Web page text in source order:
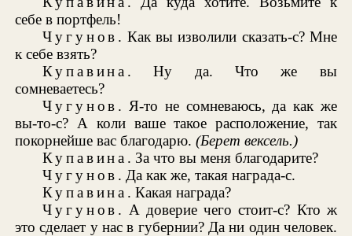
себе в портфель!
Чугунов . Как вы изволили сказать-с? Мне
к себе взять?
Купавина . Ну да. Что же вы
сомневаетесь?
Чугунов . Я-то не сомневаюсь, да как же
вы-то-с? А коли ваше такое расположение, так
покорнейше вас благодарю.(Берет вексель.)
Купавина . За что вы меня благодарите?
Чугунов . Да как же, такая награда-с.
Купавина . Какая награда?
Чугунов . А доверие чего стоит-с? Кто ж
это сделает у нас в губернии? Да ни один человек.